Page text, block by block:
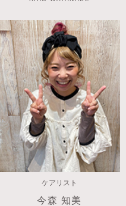
ケアリスト
今森 知美